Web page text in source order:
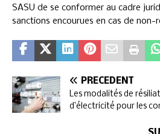
SASU de se conformer au cadre
sanctions encourues en cas de non-
PRÉCÉDENT
Les modalités de
d’électricité pour les